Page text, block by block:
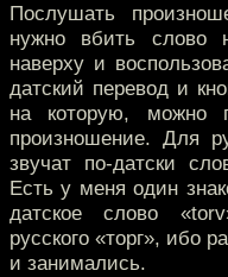
Послушать
нужно вбить слово
наверху и
датский перевод и
на которую, можно
произношение. Для
звучат по-датски
Есть у меня один
датское слово
русского «торг», ибо
и занимались.